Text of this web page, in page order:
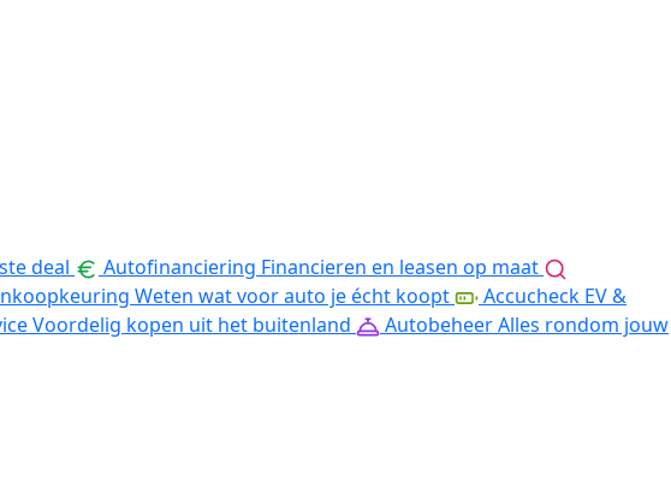
deal Autofinanciering Financieren en leasen op maat
Weten wat voor auto je écht koopt
Accucheck EV &
Voordelig kopen uit het buitenland AutobeheerAlles rondom jouw